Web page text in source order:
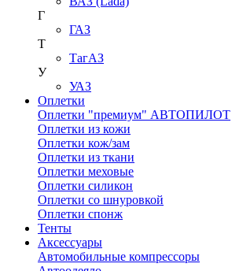
Г
ГАЗ
Т
ТагАЗ
У
УАЗ
Оплетки
Оплетки "премиум" АВТОПИЛОТ
Оплетки из кожи
Оплетки кож/зам
Оплетки из ткани
Оплетки меховые
Оплетки силикон
Оплетки со шнуровкой
Оплетки спонж
Тенты
Аксессуары
Автомобильные компрессоры